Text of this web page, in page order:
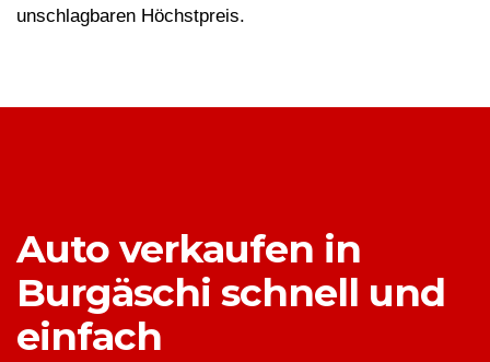
unschlagbaren Höchstpreis.
Auto verkaufen in
Burgäschi schnell und
einfach